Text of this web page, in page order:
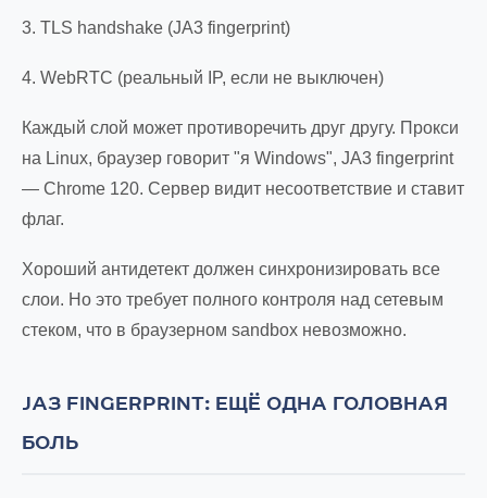
3. TLS handshake (JA3 fingerprint)
4. WebRTC (реальный IP, если не выключен)
Каждый слой может противоречить друг другу. Прокси
на Linux, браузер говорит "я Windows", JA3 fingerprint
— Chrome 120. Сервер видит несоответствие и ставит
флаг.
Хороший антидетект должен синхронизировать все
слои. Но это требует полного контроля над сетевым
стеком, что в браузерном sandbox невозможно.
JA3 FINGERPRINT: ЕЩЁ ОДНА ГОЛОВНАЯ
БОЛЬ